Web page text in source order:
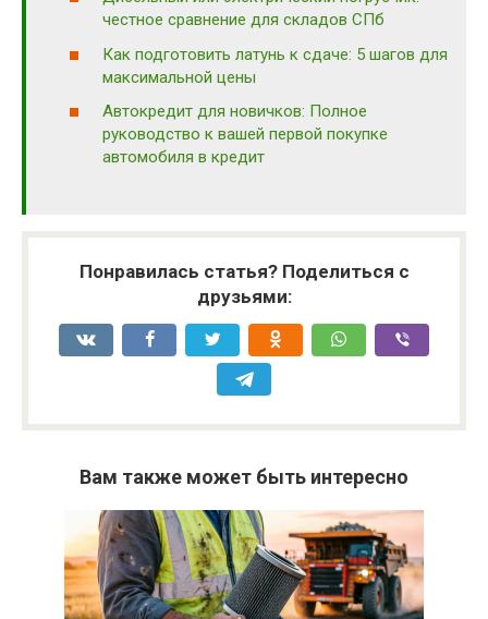
честное сравнение для складов СПб
Как подготовить латунь к сдаче: 5 шагов для
максимальной цены
Автокредит для новичков: Полное
руководство к вашей первой покупке
автомобиля в кредит
Понравилась статья? Поделиться с
друзьями:
Вам также может быть интересно